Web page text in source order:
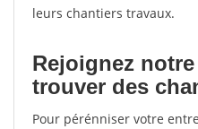
leurs chantiers travaux.
Rejoignez
trouver des
Pour pérénniser votre